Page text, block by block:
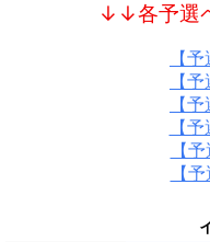
To send performers paid
you must use Show Gold.
↓↓各予選
【
【
【
【
【
【